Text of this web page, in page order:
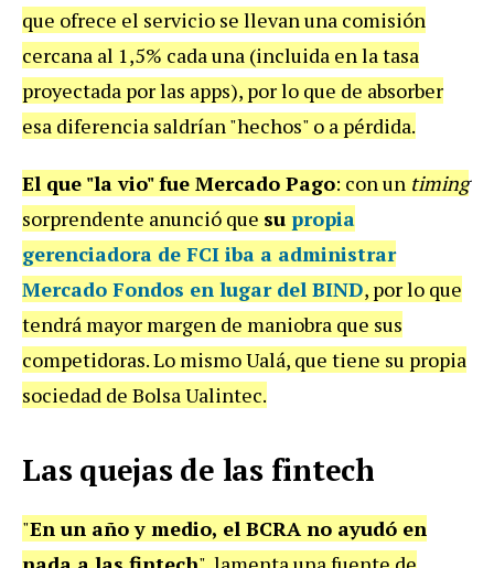
que ofrece el servicio se llevan una comisión
cercana al 1,5% cada una (incluida en la tasa
proyectada por las apps), por lo que de absorber
esa diferencia saldrían "hechos" o a pérdida.
El que "la vio" fue Mercado Pago: con un timing
sorprendente anunció que su propia
gerenciadora de FCI iba a administrar
Mercado Fondos en lugar del BIND, por lo que
tendrá mayor margen de maniobra que sus
competidoras. Lo mismo Ualá, que tiene su propia
sociedad de Bolsa Ualintec.
Las quejas de las fintech
"En un año y medio, el BCRA no ayudó en